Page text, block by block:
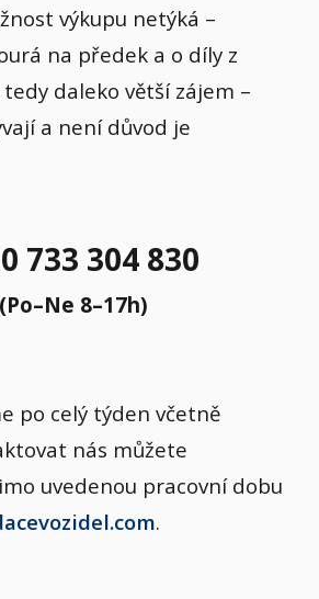
výkupu netýká –
na předek a o díly z
daleko větší zájem –
a není důvod je
733 304 830
(Po–Ne 8–17h)
po celý týden včetně
nás můžete
uvedenou pracovní dobu
.